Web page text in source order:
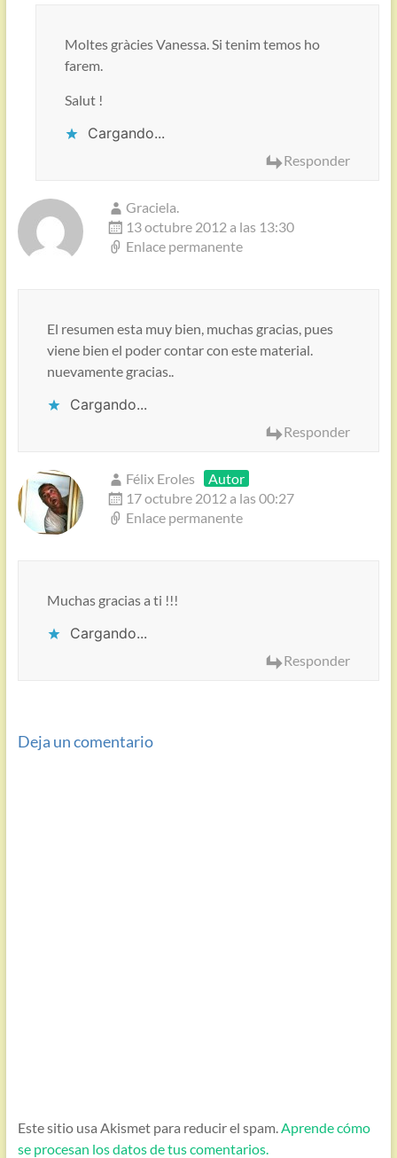
Moltes gràcies Vanessa. Si tenim temos ho
farem.
Salut !
Cargando...
Responder
Graciela.
13 octubre 2012 a las 13:30
Enlace permanente
El resumen esta muy bien, muchas gracias, pues
viene bien el poder contar con este material.
nuevamente gracias..
Cargando...
Responder
Félix Eroles
Autor
17 octubre 2012 a las 00:27
Enlace permanente
Muchas gracias a ti !!!
Cargando...
Responder
Deja un comentario
Este sitio usa Akismet para reducir el spam. Aprende cómo
se procesan los datos de tus comentarios.